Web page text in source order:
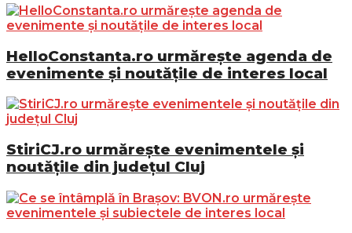
HelloConstanta.ro urmărește agenda de
evenimente și noutățile de interes local
StiriCJ.ro urmărește evenimentele și
noutățile din județul Cluj